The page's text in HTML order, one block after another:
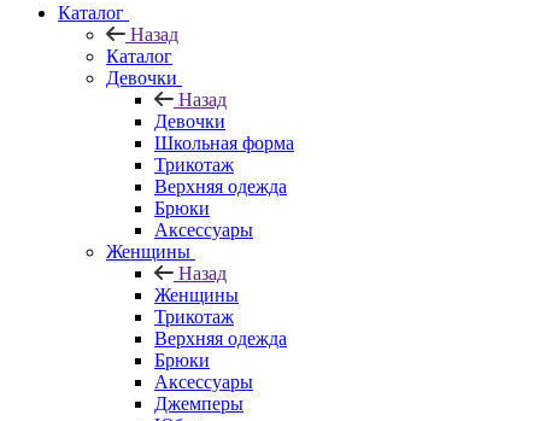
Каталог
Назад
Каталог
Девочки
Назад
Девочки
Школьная форма
Трикотаж
Верхняя одежда
Брюки
Аксессуары
Женщины
Назад
Женщины
Трикотаж
Верхняя одежда
Брюки
Аксессуары
Джемперы